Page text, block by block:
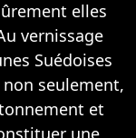
elles
vernissage
Suédoises
seulement,
et
une